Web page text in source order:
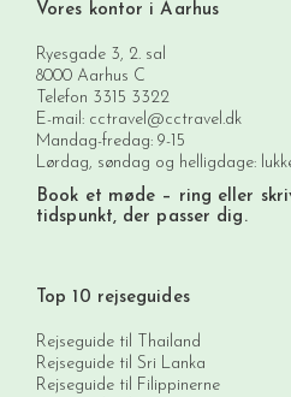
Vores kontor i Aarhus
Ryesgade 3, 2. sal
8000 Aarhus C
Telefon 3315 3322
E-mail: cctravel@cctravel.dk
Mandag-fredag: 9-15
Lørdag, søndag og helligdage:
Book et møde – ring eller
tidspunkt, der passer dig.
Top 10 rejseguides
Rejseguide til Thailand
Rejseguide til Sri Lanka
Rejseguide til Filippinerne